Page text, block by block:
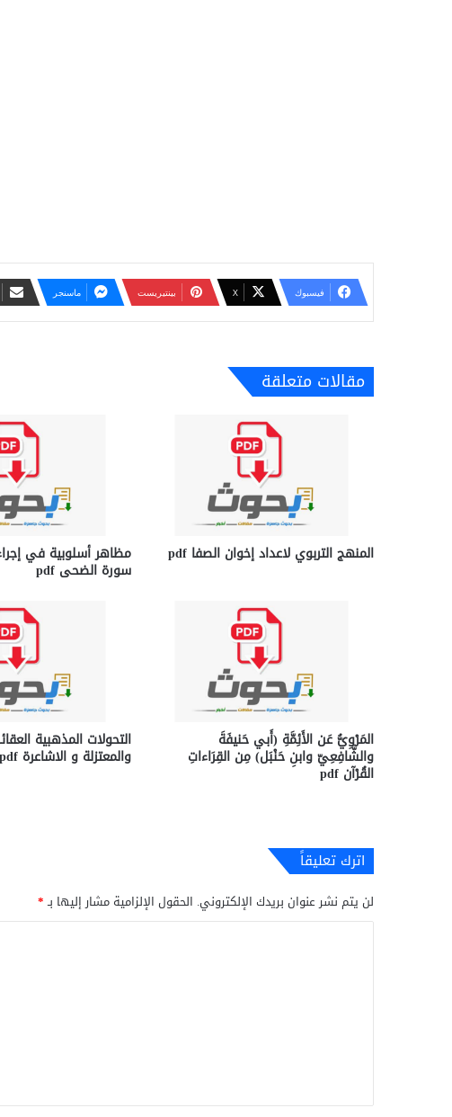
فيسبوك ‫X بينتيريست ماسنجر
مقالات متعلقة
المنهج التربوي لاعداد إخوان الصفا pdf مظاهر أسلوبية في
سورة الضحى pdf
المَرْوِيُّ عَن الأَئِمَّةِ (أَبي حَنيفَةَ
والشَّافِعِيّ وابنِ حَنْبَل) مِن القِرَاءاتِ
القُرْآن pdf
التحولات المذهبية
والمعتزلة و الاشاعرة pdf
اترك تعليقاً
لن يتم نشر عنوان بريدك الإلكتروني. الحقول الإلزامية مشار إليها بـ*